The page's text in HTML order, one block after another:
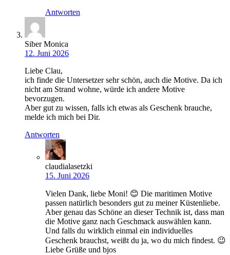
Antworten
Siber Monica
12. Juni 2026
Liebe Clau,
ich finde die Untersetzer sehr schön, auch die Motive. Da ich
nicht am Strand wohne, würde ich andere Motive
bevorzugen.
Aber gut zu wissen, falls ich etwas als Geschenk brauche,
melde ich mich bei Dir.
Antworten
claudialasetzki
15. Juni 2026
Vielen Dank, liebe Moni! 😊 Die maritimen Motive
passen natürlich besonders gut zu meiner Küstenliebe.
Aber genau das Schöne an dieser Technik ist, dass man
die Motive ganz nach Geschmack auswählen kann.
Und falls du wirklich einmal ein individuelles
Geschenk brauchst, weißt du ja, wo du mich findest. 😉
Liebe Grüße und bjos